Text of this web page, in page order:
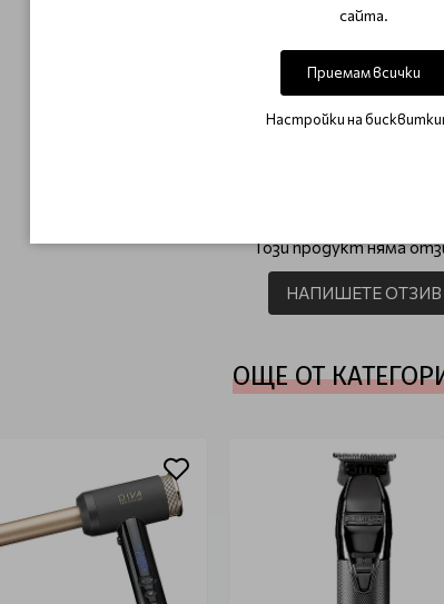
Този продукт няма
НАПИШЕТЕ ОТЗИВ
ОЩЕ ОТ
сайта.
Приемам всички
Настройки на